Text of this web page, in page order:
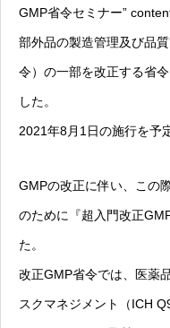
GMP省令セミナー”
部外品の製造管理及び品
令）の一部を改正する省
した。
2021年8月1日の施行を予
GMPの改正に伴い、この
のために『超入門改正
た。
改正GMP省令では、医薬
スクマネジメント（ICH